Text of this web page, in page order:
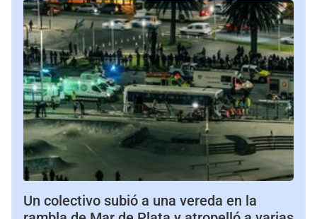
Un colectivo subió a una vereda en la